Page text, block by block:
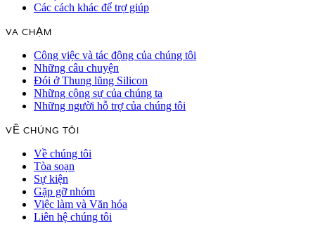
Các cách khác để trợ giúp
VA CHẠM
Công việc và tác động của chúng tôi
Những câu chuyện
Đói ở Thung lũng Silicon
Những cộng sự của chúng ta
Những người hỗ trợ của chúng tôi
VỀ CHÚNG TÔI
Về chúng tôi
Tòa soạn
Sự kiện
Gặp gỡ nhóm
Việc làm và Văn hóa
Liên hệ chúng tôi